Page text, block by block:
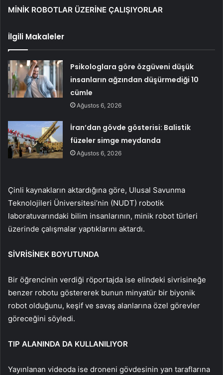
MİNİK ROBOTLAR ÜZERİNE ÇALIŞIYORLAR
İlgili Makaleler
Psikologlara göre özgüveni düşük
insanların ağzından düşürmediği 10
cümle
Ağustos 6, 2026
İran’dan gövde gösterisi: Balistik
füzeler simge meydanda
Ağustos 6, 2026
Çinli kaynakların aktardığına göre, Ulusal Savunma
Teknolojileri Üniversitesi’nin (NUDT) robotik
laboratuvarındaki bilim insanlarının, minik robot türleri
üzerinde çalışmalar yaptıklarını aktardı.
SİVRİSİNEK BOYUTUNDA
Bir öğrencinin verdiği röportajda ise elindeki sivrisineğe
benzer robotu göstererek bunun minyatür bir biyonik
robot olduğunu, keşif ve savaş alanlarına özel görevler
göreceğini söyledi.
TIP ALANINDA DA KULLANILIYOR
Yayınlanan videoda ise droneni gövdesinin yan taraflarına